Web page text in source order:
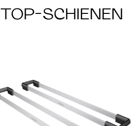
TOP-SCHIENEN